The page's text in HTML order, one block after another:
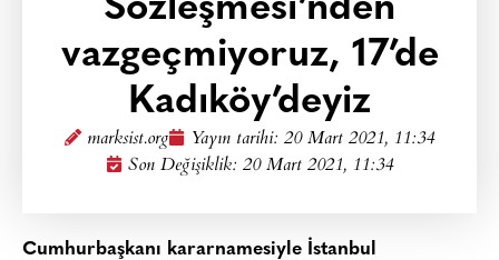
Sözleşmesi’nden
vazgeçmiyoruz, 17’de
Kadıköy’deyiz
marksist.org Yayın tarihi: 20 Mart 2021, 11:34
Son Değişiklik: 20 Mart 2021, 11:34
Cumhurbaşkanı kararnamesiyle İstanbul